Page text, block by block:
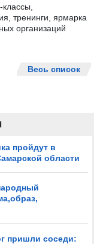
пройдут в
области
пришли соседи:
тренинги, ярмарка
организаций
Весь список